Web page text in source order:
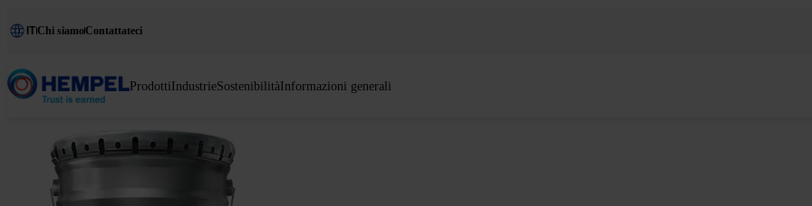
ITChi siamoContattateci
ProdottiIndustrieSostenibilitàInformazioni generali